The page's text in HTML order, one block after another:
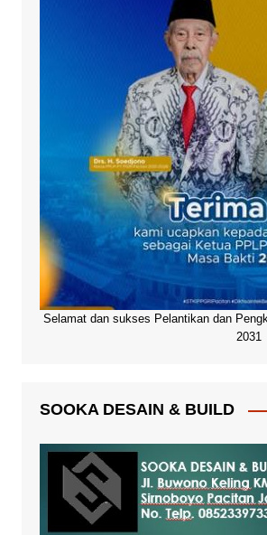
Selamat dan sukses Pelantikan dan
2031
SOOKA DESAIN & BUILD